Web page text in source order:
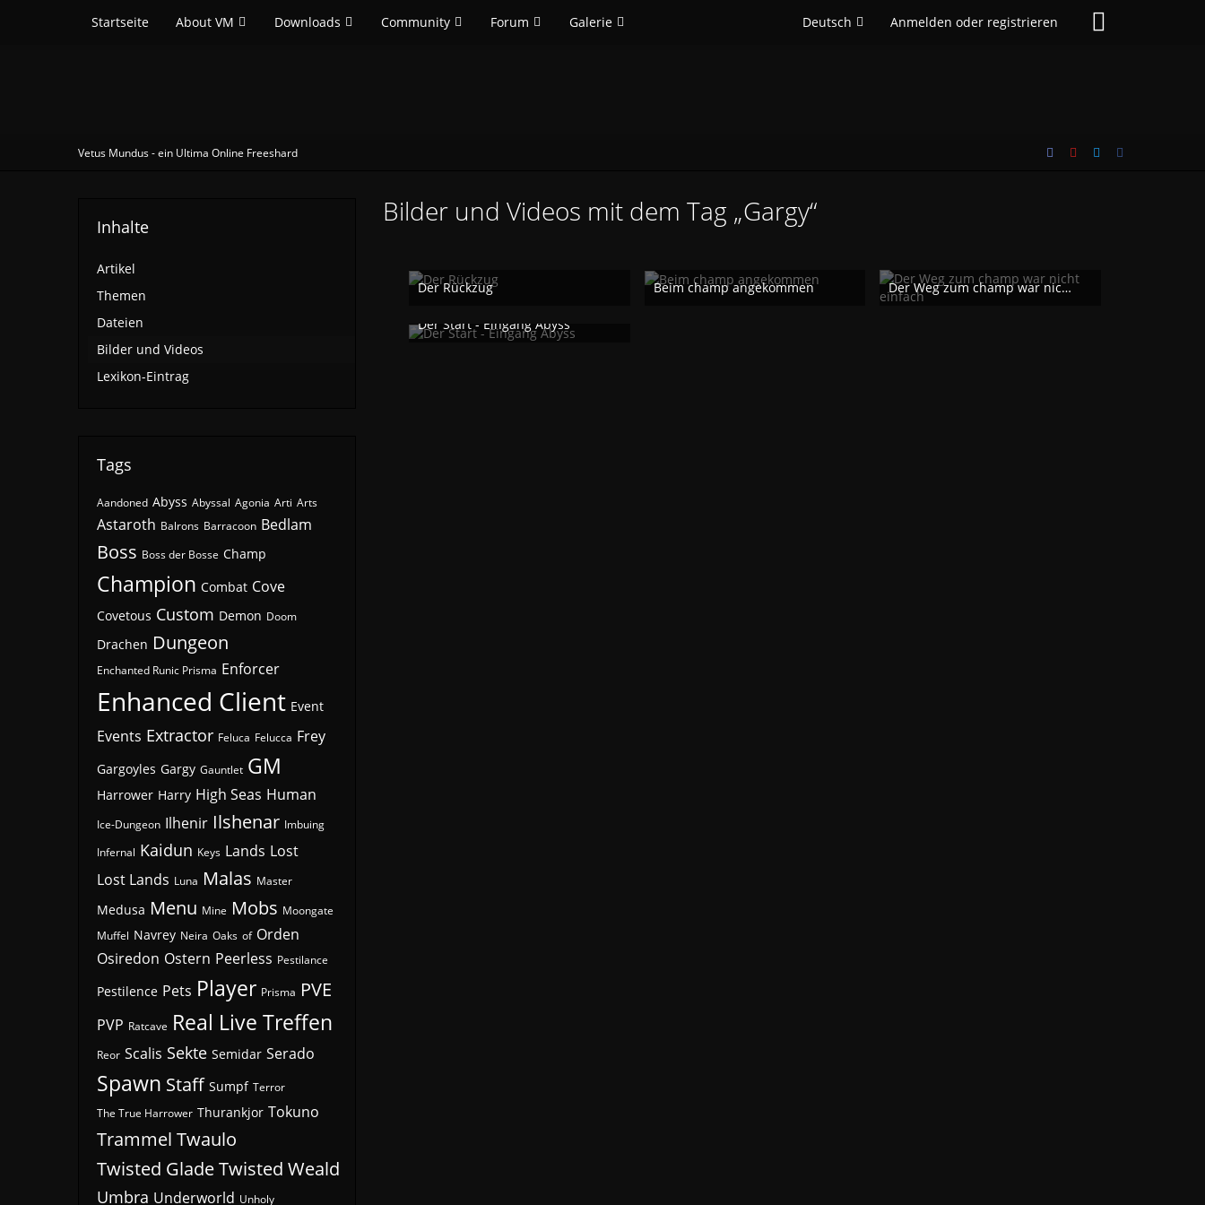
Startseite About VM Downloads Community Forum Galerie Deutsch Anmelden oder registrieren
Vetus Mundus - ein Ultima Online Freeshard
Inhalte
Artikel
Themen
Dateien
Bilder und Videos
Lexikon-Eintrag
Tags
Aandoned Abyss Abyssal Agonia Arti Arts
Astaroth Balrons Barracoon Bedlam
Boss Boss der Bosse Champ
Champion Combat Cove
Covetous Custom Demon Doom
Drachen Dungeon
Enchanted Runic Prisma Enforcer
Enhanced Client Event
Events Extractor Feluca Felucca Frey
Gargoyles Gargy Gauntlet GM
Harrower Harry High Seas Human
Ice-Dungeon Ilhenir Ilshenar Imbuing
Infernal Kaidun Keys Lands Lost
Lost Lands Luna Malas Master
Medusa Menu Mine Mobs Moongate
Muffel Navrey Neira Oaks of Orden
Osiredon Ostern Peerless Pestilance
Pestilence Pets Player Prisma PVE
PVP Ratcave Real Live Treffen
Reor Scalis Sekte Semidar Serado
Spawn Staff Sumpf Terror
The True Harrower Thurankjor Tokuno
Trammel Twaulo
Twisted GladeTwisted Weald
Umbra Underworld Unholy
Bilder und Videos mit dem Tag „Gargy“
Der Rückzug
1.170
0 1
Beim champ angekommen Der Weg zum champ war nicht einfach
Jakos
Der Start - Eingang Abyss
Jakos
16. Februar 2019